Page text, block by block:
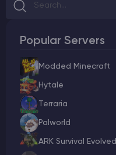
Popular Servers
Modded Minecraft
Hytale
Terraria
Palworld
ARK Survival Evolved